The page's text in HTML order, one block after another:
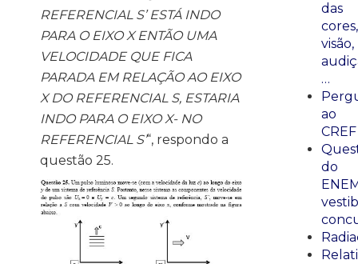
REFERENCIAL S’ ESTÁ INDO
PARA O EIXO X ENTÃO UMA
VELOCIDADE QUE FICA
PARADA EM RELAÇÃO AO EIXO
X DO REFERENCIAL S, ESTARIA
INDO PARA O EIXO X- NO
REFERENCIAL S’“, respondo a
questão 25.
das
cores,
visão,
…
ao
CREF
do